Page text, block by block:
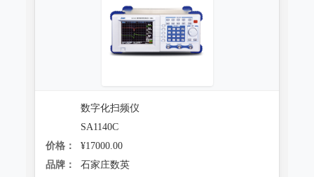
数字化扫频仪
SA1140C
价格：
¥17000.00
品牌：
石家庄数英